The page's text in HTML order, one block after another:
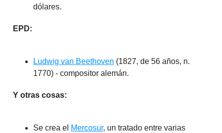
dólares.
EPD:
Ludwig van Beethoven (1827, de 56 años, n.
1770) - compositor alemán.
Y otras cosas:
Se crea el Mercosur, un tratado entre varias